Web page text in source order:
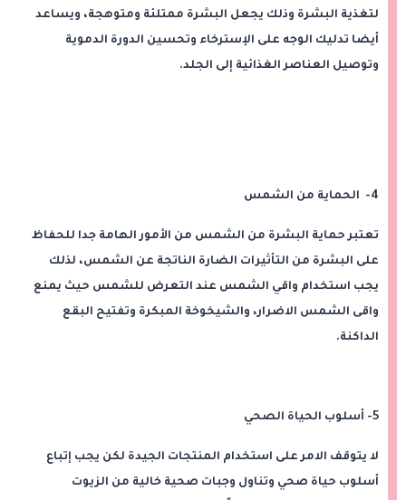
لتغذية البشرة وذلك يجعل البشرة ممتلئة ومتوهجة، ويساعد
أيضا تدليك الوجه على الإسترخاء وتحسين الدورة الدموية
وتوصيل العناصر الغذائية إلى الجلد.
4- الحماية من الشمس
تعتبر حماية البشرة من الشمس من الأمور الهامة جدا للحفاظ
على البشرة من التأثيرات الضارة الناتجة عن الشمس، لذلك
يجب استخدام واقي الشمس عند التعرض للشمس حيث يمنع
واقى الشمس الاضرار، والشيخوخة المبكرة وتفتيح البقع
الداكنة.
5- أسلوب الحياة الصحي
لا يتوقف الامر على استخدام المنتجات الجيدة لكن يجب إتباع
أسلوب حياة صحي وتناول وجبات صحية خالية من الزيوت